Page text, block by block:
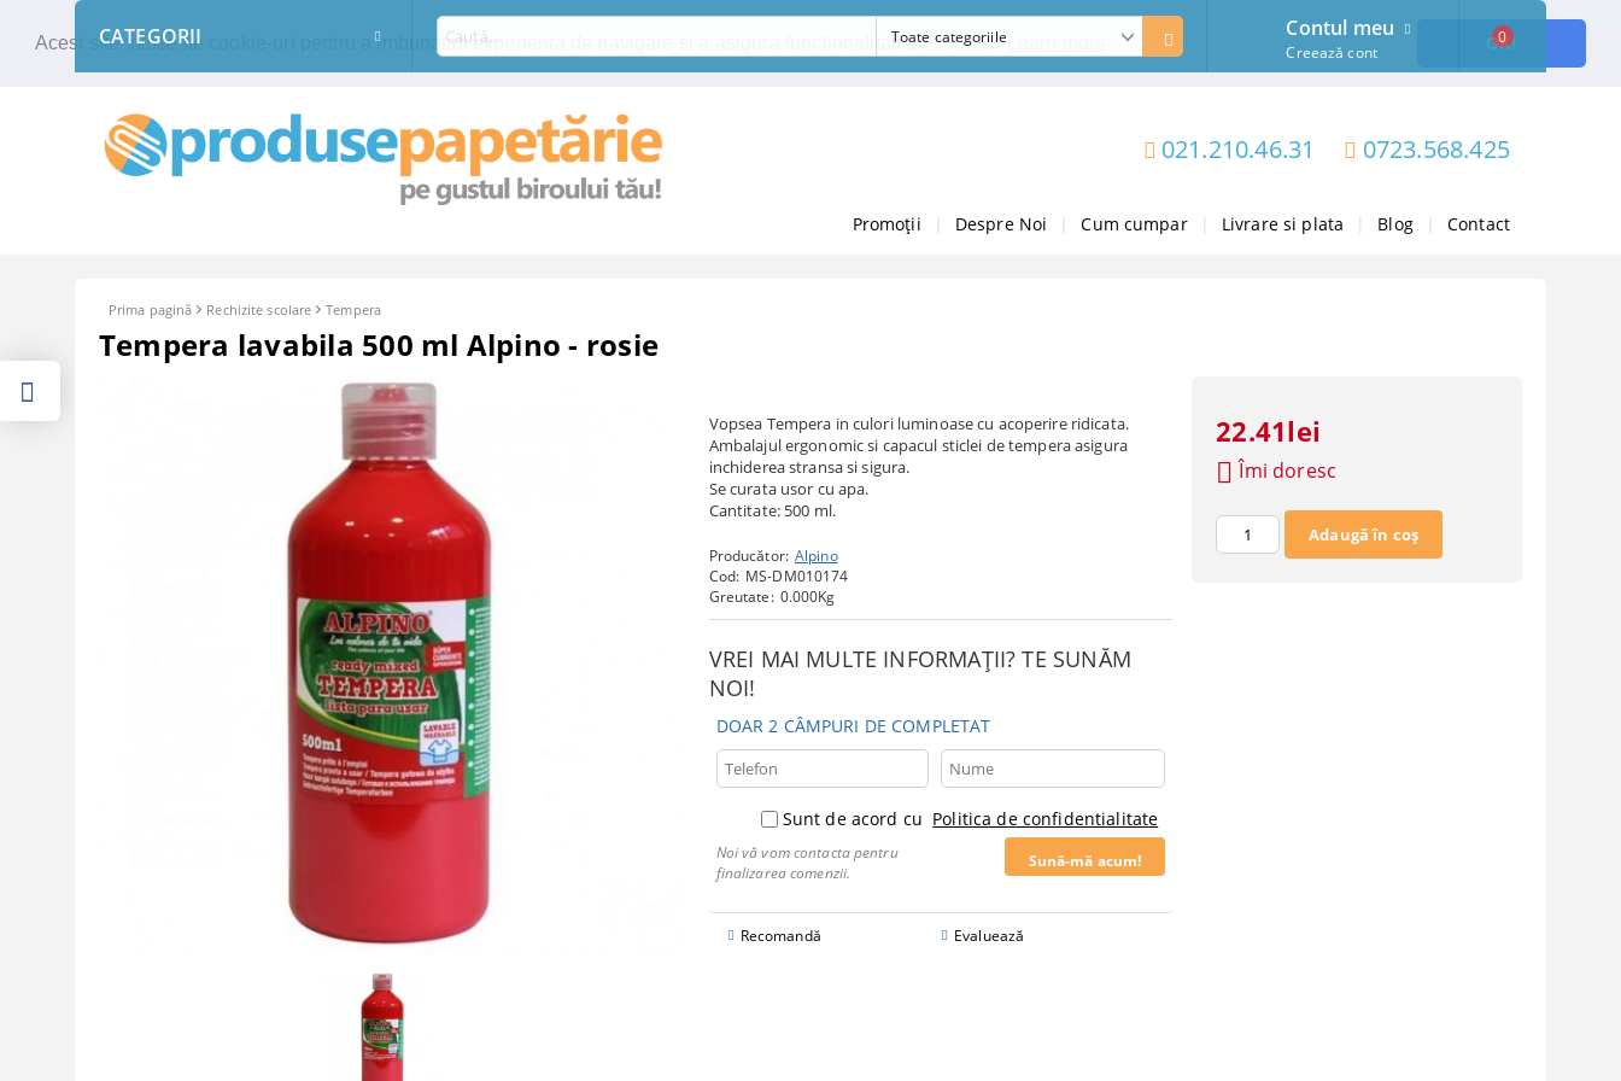
Acest site foloseste cookie-uri pentru a imbunatati experienta de navigare si a asigura functionalitati aditionale. OK!
021.210.46.31 0723.568.425
Promoții Despre Noi Cum cumpar Livrare si plata Blog Contact
CATEGORII Contul meu
Creează cont
0
Prima pagină Rechizite scolare Tempera
Tempera lavabila 500 ml Alpino - rosie
Vopsea Tempera in culori luminoase cu acoperire ridicata.
Ambalajul ergonomic si capacul sticlei de tempera asigura
inchiderea stransa si sigura.
Se curata usor cu apa.
Cantitate: 500 ml.
Producător: Alpino
Cod: MS-DM010174
Greutate: 0.000Kg
VREI MAI MULTE INFORMAȚII? TE SUNĂM
NOI!
DOAR 2 CÂMPURI DE COMPLETAT
Sunt de acord cu Politica de confidentialitate
Noi vă vom contacta pentru
finalizarea comenzii.
Recomandă Evaluează
22.41lei
Îmi doresc